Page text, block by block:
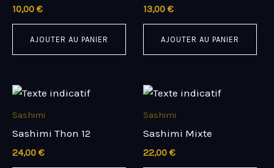
10,00 €
AJOUTER AU PANIER
13,00 €
AJOUTER AU PANIER
Sashimi
Sashimi Thon 12
24,00 €
Sashimi
Sashimi Mixte
22,00 €